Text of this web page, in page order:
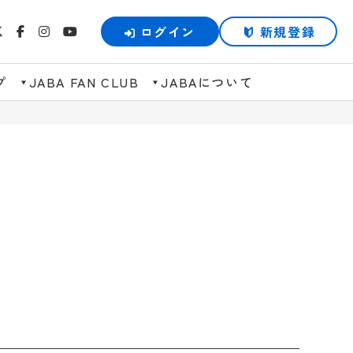
ログイン 新規登録
JABA FAN CLUB JABAについて